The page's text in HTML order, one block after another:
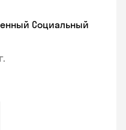
Социальный